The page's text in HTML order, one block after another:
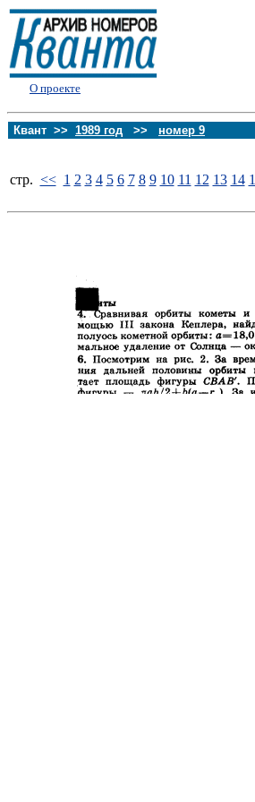
О проекте
Квант >> 1989 год >> номер 9
стp. << 1 2 3 4 5 6 7 8 9 10 11 12 13 14